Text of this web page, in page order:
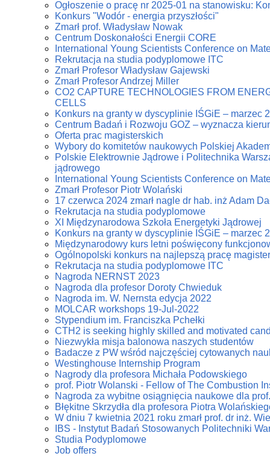
Ogłoszenie o pracę nr 2025-01 na stanowisku:
Konkurs "Wodór - energia przyszłości"
Zmarł prof. Władysław Nowak
Centrum Doskonałości Energii CORE
International Young Scientists Conference on
Rekrutacja na studia podyplomowe ITC
Zmarł Profesor Władysław Gajewski
Zmarł Profesor Andrzej Miller
CO2 CAPTURE TECHNOLOGIES FROM
CELLS
Konkurs na granty w dyscyplinie IŚGiE – marzec
Centrum Badań i Rozwoju GOZ – wyznacza
Oferta prac magisterskich
Wybory do komitetów naukowych Polskiej
Polskie Elektrownie Jądrowe i Politechnika
jądrowego
International Young Scientists Conference on
Zmarł Profesor Piotr Wolański
17 czerwca 2024 zmarł nagle dr hab. inż Adam
Rekrutacja na studia podyplomowe
XI Międzynarodowa Szkoła Energetyki Jądrowej
Konkurs na granty w dyscyplinie IŚGiE – marzec
Międzynarodowy kurs letni poświęcony
Ogólnopolski konkurs na najlepszą pracę
Rekrutacja na studia podyplomowe ITC
Nagroda NERNST 2023
Nagroda dla profesor Doroty Chwieduk
Nagroda im. W. Nernsta edycja 2022
MOLCAR workshops 19-Jul-2022
Stypendium im. Franciszka Pchełki
CTH2 is seeking highly skilled and motivated
Niezwykła misja balonowa naszych studentów
Badacze z PW wśród najczęściej cytowanych
Westinghouse Internship Program
Nagrody dla profesora Michała Podowskiego
prof. Piotr Wolanski - Fellow of The Combustion
Nagroda za wybitne osiągnięcia naukowe dla
Błękitne Skrzydła dla profesora Piotra
W dniu 7 kwietnia 2021 roku zmarł prof. dr inż.
IBS - Instytut Badań Stosowanych Politechniki
Studia Podyplomowe
Job offers